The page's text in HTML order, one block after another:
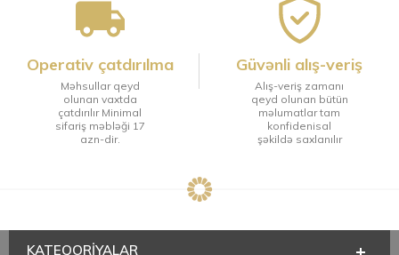
Operativ çatdırılma
Məhsullar qeyd
olunan vaxtda
çatdırılır Minimal
sifariş məbləği 17
azn-dir.
Güvənli alış-veriş
Alış-veriş zamanı
qeyd olunan bütün
məlumatlar tam
konfidenisal
şəkildə saxlanılır
KATEQORIYALAR